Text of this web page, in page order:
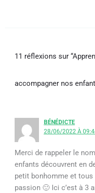
11 réflexions sur
accompagner nos
BÉNÉDICTE
28/06/2022 À
Merci de rappeler le
enfants découvrent en
petit bonhomme et
passion 🙂 Ici c’est à 3